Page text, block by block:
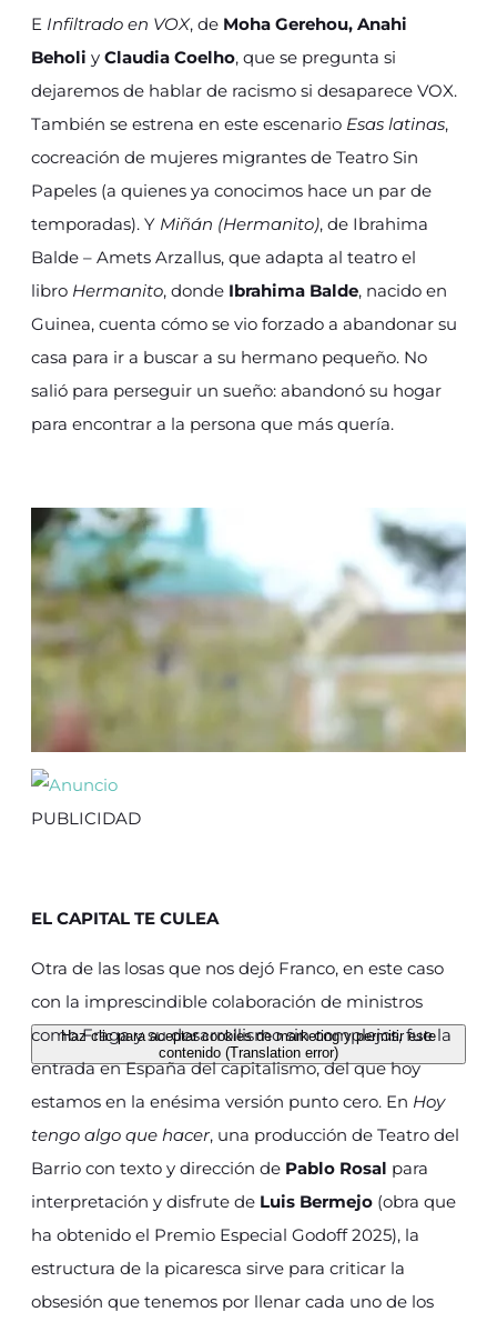
E Infiltrado en VOX, de Moha Gerehou, Anahi
Beholi y Claudia Coelho, que se pregunta si
dejaremos de hablar de racismo si desaparece VOX.
También se estrena en este escenario Esas latinas,
cocreación de mujeres migrantes de Teatro Sin
Papeles (a quienes ya conocimos hace un par de
temporadas). Y Miñán (Hermanito), de Ibrahima
Balde – Amets Arzallus, que adapta al teatro el
libro Hermanito, donde Ibrahima Balde, nacido en
Guinea, cuenta cómo se vio forzado a abandonar su
casa para ir a buscar a su hermano pequeño. No
salió para perseguir un sueño: abandonó su hogar
para encontrar a la persona que más quería.
Haz clic para aceptar cookies de marketing y permitir este
contenido (Translation error)
PUBLICIDAD
EL CAPITAL TE CULEA
Otra de las losas que nos dejó Franco, en este caso
con la imprescindible colaboración de ministros
como Fraga y su desarrollismo sin complejos, fue la
entrada en España del capitalismo, del que hoy
estamos en la enésima versión punto cero. En Hoy
tengo algo que hacer, una producción de Teatro del
Barrio con texto y dirección de Pablo Rosal para
interpretación y disfrute de Luis Bermejo (obra que
ha obtenido el Premio Especial Godoff 2025), la
estructura de la picaresca sirve para criticar la
obsesión que tenemos por llenar cada uno de los